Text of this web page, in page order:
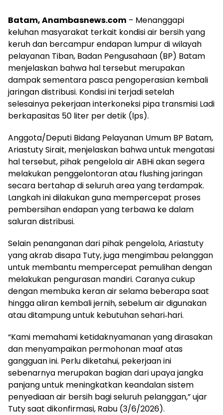
Batam, Anambasnews.com – Menanggapi
keluhan masyarakat terkait kondisi air bersih yang
keruh dan bercampur endapan lumpur di wilayah
pelayanan Tiban, Badan Pengusahaan (BP) Batam
menjelaskan bahwa hal tersebut merupakan
dampak sementara pasca pengoperasian kembali
jaringan distribusi. Kondisi ini terjadi setelah
selesainya pekerjaan interkoneksi pipa transmisi Ladi
berkapasitas 50 liter per detik (lps).
Anggota/Deputi Bidang Pelayanan Umum BP Batam,
Ariastuty Sirait, menjelaskan bahwa untuk mengatasi
hal tersebut, pihak pengelola air ABHi akan segera
melakukan penggelontoran atau flushing jaringan
secara bertahap di seluruh area yang terdampak.
Langkah ini dilakukan guna mempercepat proses
pembersihan endapan yang terbawa ke dalam
saluran distribusi.
Selain penanganan dari pihak pengelola, Ariastuty
yang akrab disapa Tuty, juga mengimbau pelanggan
untuk membantu mempercepat pemulihan dengan
melakukan pengurasan mandiri. Caranya cukup
dengan membuka keran air selama beberapa saat
hingga aliran kembali jernih, sebelum air digunakan
atau ditampung untuk kebutuhan sehari‑hari.
“Kami memahami ketidaknyamanan yang dirasakan
dan menyampaikan permohonan maaf atas
gangguan ini. Perlu diketahui, pekerjaan ini
sebenarnya merupakan bagian dari upaya jangka
panjang untuk meningkatkan keandalan sistem
penyediaan air bersih bagi seluruh pelanggan,” ujar
Tuty saat dikonfirmasi, Rabu (3/6/2026).